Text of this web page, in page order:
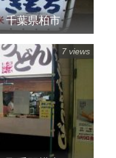
葉県柏市
7 views